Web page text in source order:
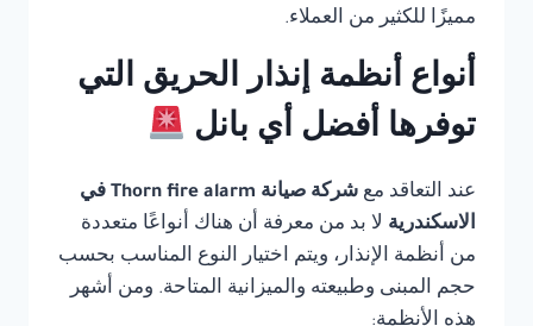
مميزًا للكثير من العملاء.
أنواع أنظمة إنذار الحريق التي
توفرها أفضل أي بانل
عند التعاقد مع
شركة صيانة Thorn fire alarm في
الاسكندرية لا بد من معرفة أن هناك أنواعًا متعددة
من أنظمة الإنذار، ويتم اختيار النوع المناسب بحسب
حجم المبنى وطبيعته والميزانية المتاحة. ومن أشهر
هذه الأنظمة: